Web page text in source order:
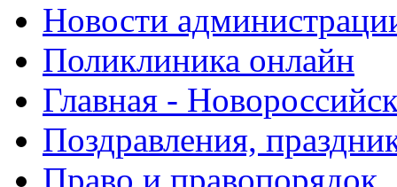
Новости
Поликлиника онлайн
Главная -
Поздравления,